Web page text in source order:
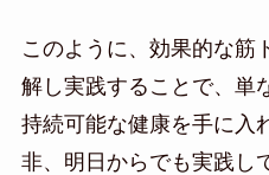
このように、効果的な筋
解し実践することで、単
持続可能な健康を手に入
非、明日からでも実践し